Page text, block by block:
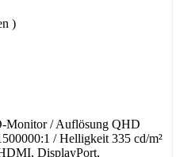
)
Monitor / Auflösung QHD
/ Helligkeit 335 cd/m²
DisplayPort,